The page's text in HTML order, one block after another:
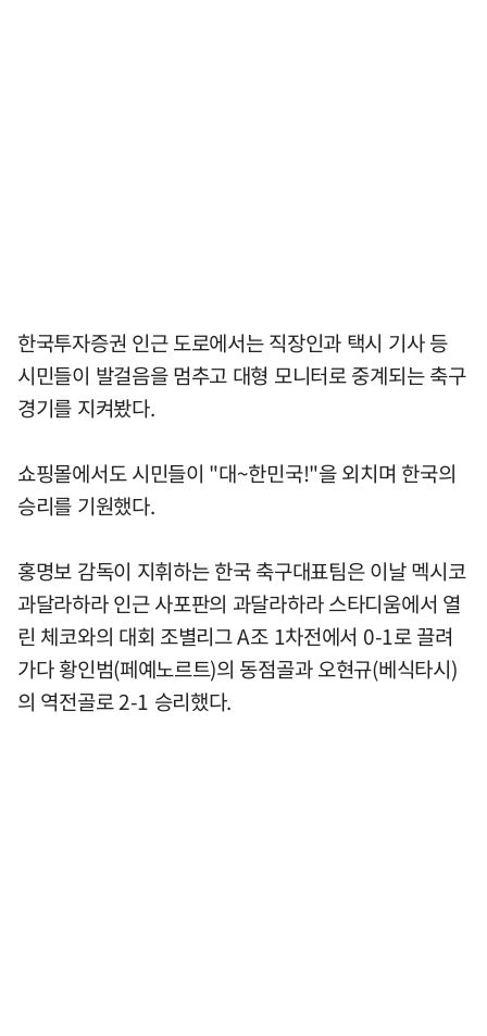
한국투자증권 인근 도로에서는 직장인과 택시 기사 등
시민들이 발걸음을 멈추고 대형 모니터로 중계되는 축구
경기를 지켜봤다.
쇼핑몰에서도 시민들이 "대~한민국!"을 외치며 한국의
승리를 기원했다.
홍명보 감독이 지휘하는 한국 축구대표팀은 이날 멕시코
과달라하라 인근 사포판의 과달라하라 스타디움에서 열
린 체코와의 대회 조별리그 A조 1차전에서 0-1로 끌려
가다 황인범(페예노르트)의 동점골과 오현규(베식타시)
의 역전골로 2-1 승리했다.